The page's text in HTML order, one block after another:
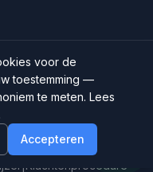
|Klachtenprocedure
voor de
toestemming —
te meten. Lees
Accepteren